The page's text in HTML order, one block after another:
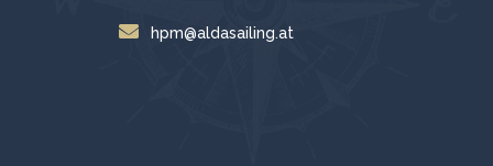
hpm@aldasailing.at